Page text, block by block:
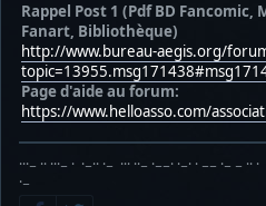
Rappel Post 1 (Pdf BD
Fanart, Bibliothèque)
http://www.bureau-aegis.org/
Page d'aide au forum:
https://www.helloasso.com/
···− ·· ···− · ·−·· ·− ··· ··− ·−−· ·−· · −− ·− − ··
·−